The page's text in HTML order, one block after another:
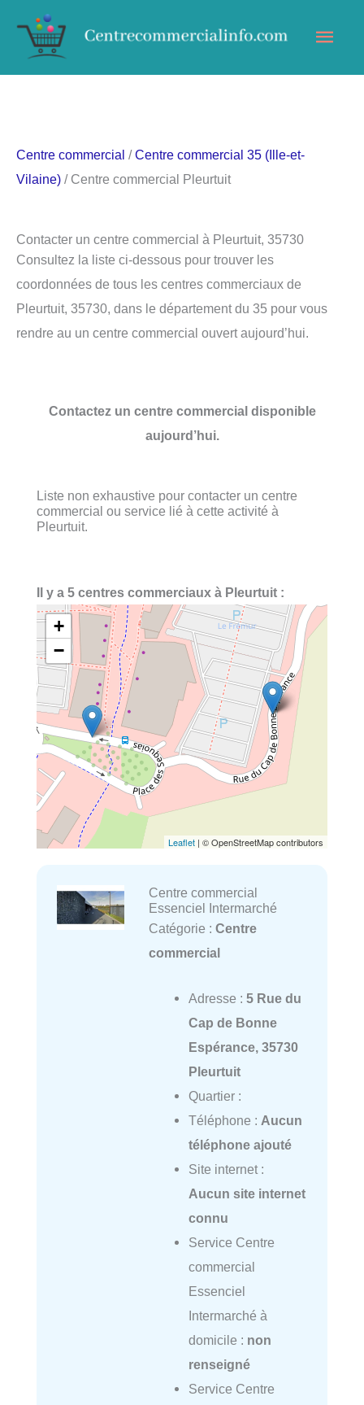
contenu
Centre commercial /Centre commercial 35 (Ille-et-
Vilaine) / Centre commercial Pleurtuit
Contacter un centre commercial à Pleurtuit, 35730
Consultez la liste ci-dessous pour trouver les
coordonnées de tous les centres commerciaux de
Pleurtuit, 35730, dans le département du 35 pour vous
rendre au un centre commercial ouvert aujourd’hui.
Contactez un centre commercial disponible
aujourd’hui.
Liste non exhaustive pour contacter un centre
commercial ou service lié à cette activité à
Pleurtuit.
Il y a 5 centres commerciaux à Pleurtuit :
+
−
Leaflet | © OpenStreetMap contributors
Centre commercial
Essenciel Intermarché
Catégorie : Centre
commercial
Adresse : 5 Rue du
Cap de Bonne
Espérance, 35730
Pleurtuit
Quartier :
Téléphone : Aucun
téléphone ajouté
Site internet :
Aucun site internet
connu
Service Centre
commercial
Essenciel
Intermarché à
domicile : non
renseigné
Service Centre